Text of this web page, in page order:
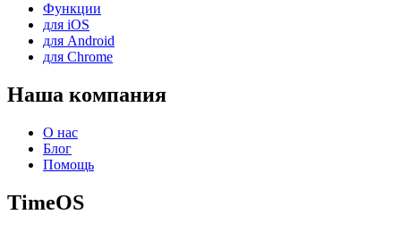
Функции
для iOS
для Android
для Chrome
Наша компания
О нас
Блог
Помощь
TimeOS